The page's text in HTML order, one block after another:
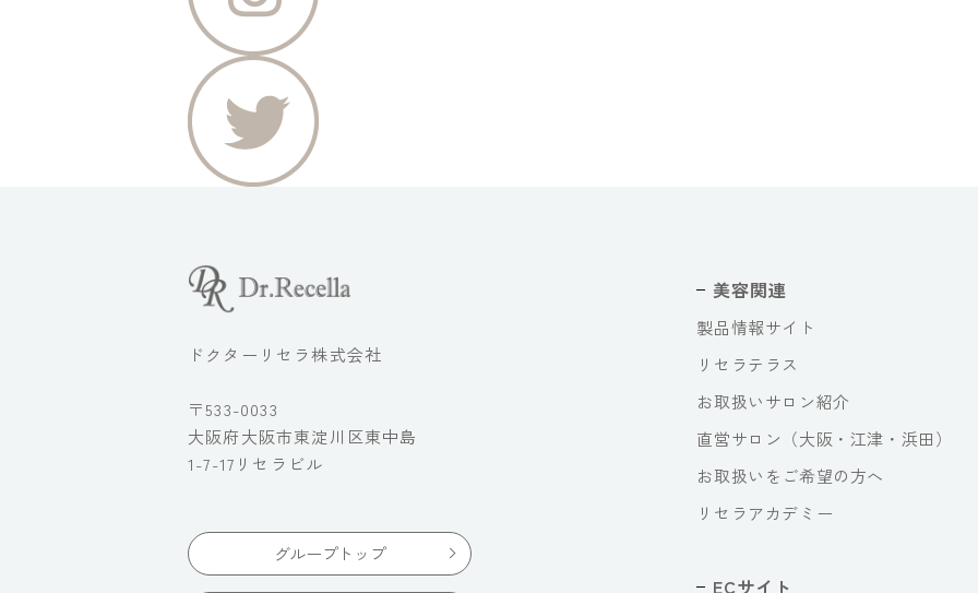
ドクターリセラ株式会社
〒533-0033
大阪府大阪市東淀川区東中島
1-7-17リセラビル
グループトップ
美容関連
製品情報サイト
リセラテラス
お取扱いサロン紹介
直営サロン（大阪・江津・浜田）
お取扱いをご希望の方へ
リセラアカデミー
ECサイト